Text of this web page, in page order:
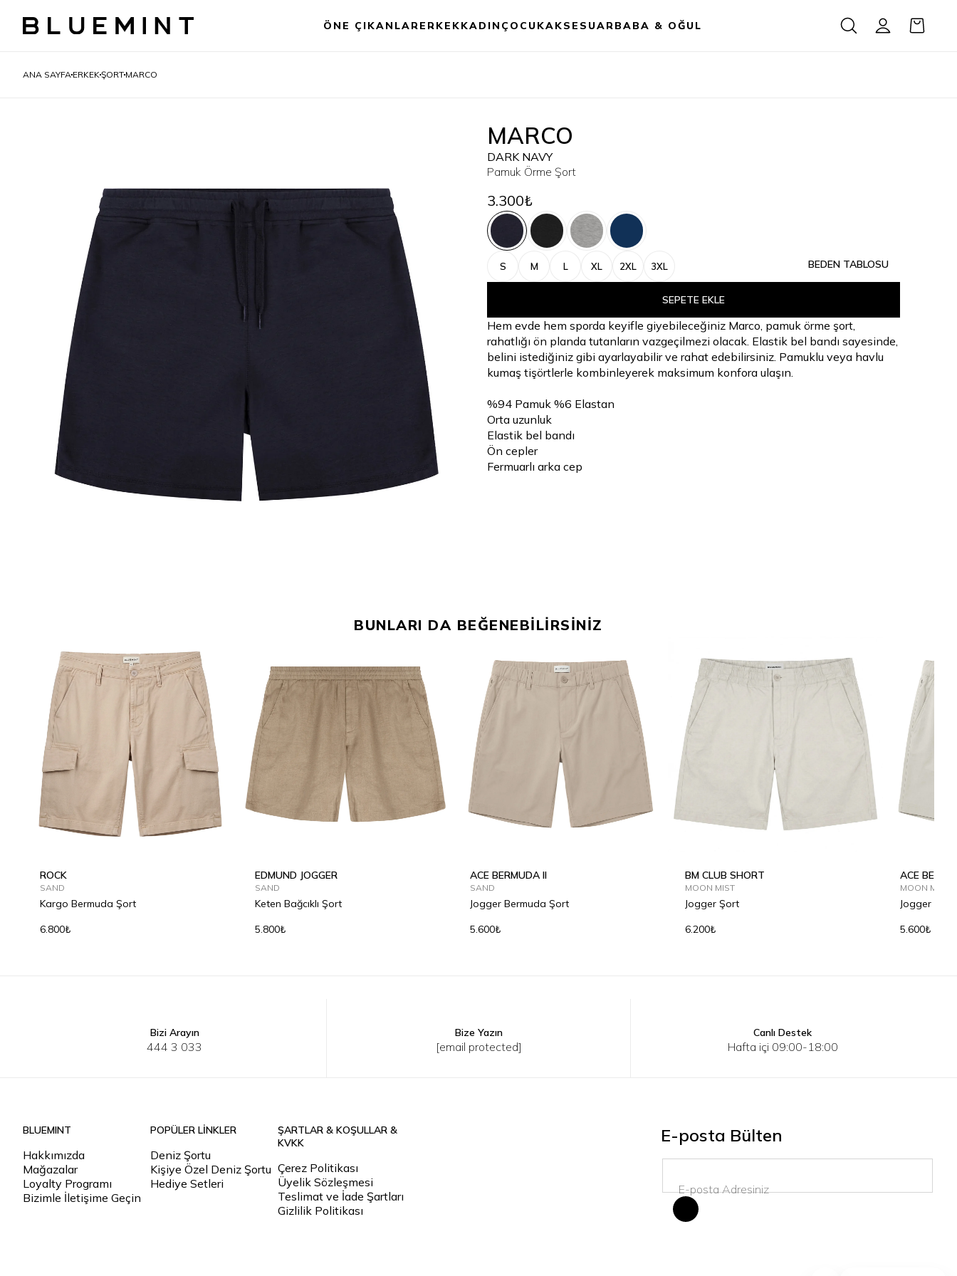
ÖNE ÇIKANLAR ERKEKKADIN ÇOCUKAKSESUAR BABA & OĞUL
ANA SAYFA ERKEKŞORT MARCO
MARCO
DARK NAVY
Pamuk Örme Şort
3.300₺
S M L XL 2XL 3XL BEDEN TABLOSU
SEPETE EKLE
Hem evde hem sporda keyifle giyebileceğiniz Marco, pamuk örme şort,
rahatlığı ön planda tutanların vazgeçilmezi olacak. Elastik bel bandı sayesinde,
belini istediğiniz gibi ayarlayabilir ve rahat edebilirsiniz. Pamuklu veya havlu
kumaş tişörtlerle kombinleyerek maksimum konfora ulaşın.
%94 Pamuk %6 Elastan
Orta uzunluk
Elastik bel bandı
Ön cepler
Fermuarlı arka cep
BUNLARI DA BEĞENEBİLİRSİNİZ
38 40
ROCK
SAND
Kargo Bermuda Şort
6.800₺
4XL
EDMUND JOGGER
SAND
Keten Bağcıklı Şort
5.800₺
M
ACE BERMUDA II
SAND
Jogger Bermuda Şort
5.600₺
L XL 2XL 3XL
BM CLUB SHORT
MOON MIST
Jogger Şort
6.200₺
ACE
MOON MIST
Jogger
5.600₺
Bizi Arayın
444 3 033
Bize Yazın
[email protected]
Canlı Destek
Hafta içi 09:00-18:00
BLUEMINT
Hakkımızda
Mağazalar
Loyalty Programı
Bizimle İletişime Geçin
POPÜLER LİNKLER
Deniz Şortu
Kişiye Özel Deniz Şortu
Hediye Setleri
ŞARTLAR & KOŞULLAR &
KVKK
Çerez Politikası
Üyelik Sözleşmesi
Teslimat ve İade Şartları
Gizlilik Politikası
E-posta Bülten